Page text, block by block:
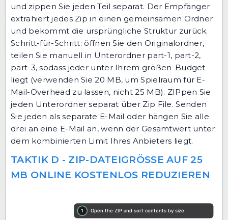
und zippen Sie jeden Teil separat. Der Empfänger
extrahiert jedes Zip in einen gemeinsamen Ordner
und bekommt die ursprüngliche Struktur zurück.
Schritt-für-Schritt: öffnen Sie den Originalordner,
teilen Sie manuell in Unterordner part-1, part-2,
part-3, sodass jeder unter Ihrem größen-Budget
liegt (verwenden Sie 20 MB, um Spielraum für E-
Mail-Overhead zu lassen, nicht 25 MB). ZIPpen Sie
jeden Unterordner separat über Zip File. Senden
Sie jeden als separate E-Mail oder hängen Sie alle
drei an eine E-Mail an, wenn der Gesamtwert unter
dem kombinierten Limit Ihres Anbieters liegt.
TAKTIK D - ZIP-DATEIGRÖSSE AUF 25 M
B ONLINE KOSTENLOS REDUZIEREN